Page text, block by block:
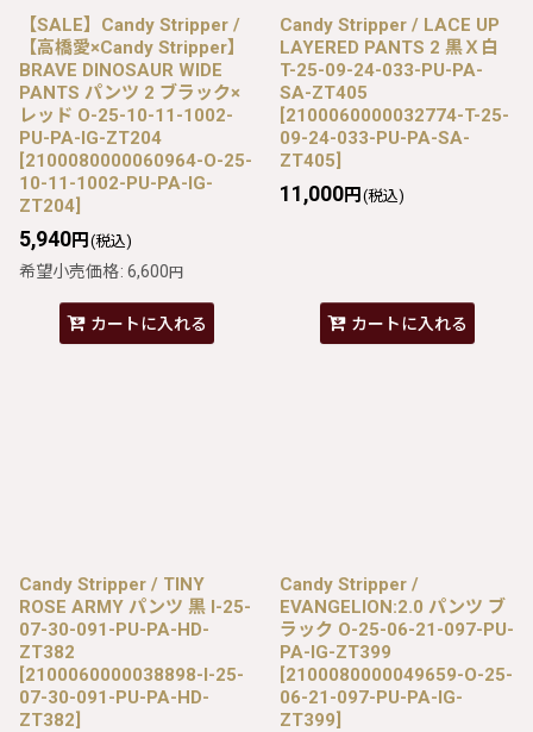
【SALE】Candy Stripper /
【高橋愛×Candy Stripper】
BRAVE DINOSAUR WIDE
PANTS パンツ 2 ブラック×
レッド O-25-10-11-1002-
PU-PA-IG-ZT204
[2100080000060964-O-25-
10-11-1002-PU-PA-IG-
ZT204]
5,940円 (税込)
希望小売価格: 6,600円
カートに入れる
Candy Stripper / LACE UP
LAYERED PANTS 2 黒Ｘ白
T-25-09-24-033-PU-PA-
SA-ZT405
[2100060000032774-T-25-
09-24-033-PU-PA-SA-
ZT405]
11,000円 (税込)
カートに入れる
Candy Stripper / TINY
ROSE ARMY パンツ 黒 I-25-
07-30-091-PU-PA-HD-
ZT382
[2100060000038898-I-25-
07-30-091-PU-PA-HD-
ZT382]
Candy Stripper /
EVANGELION:2.0 パンツ ブ
ラック O-25-06-21-097-PU-
PA-IG-ZT399
[2100080000049659-O-25-
06-21-097-PU-PA-IG-
ZT399]